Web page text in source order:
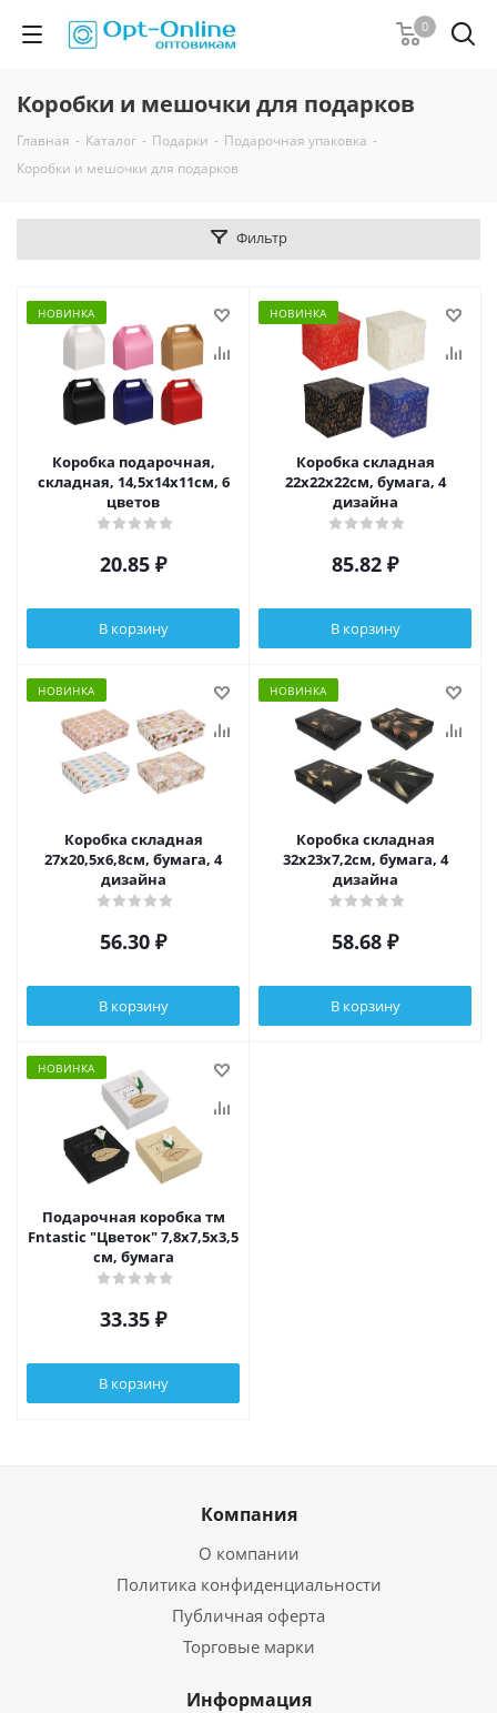
0
Коробки и мешочки для подарков
Главная - Каталог - Подарки - Подарочная упаковка -
Коробки и мешочки для подарков
Фильтр
НОВИНКА
Коробка подарочная,
складная, 14,5x14x11см, 6
цветов
20.85 ₽
В корзину
НОВИНКА
Коробка складная
22x22x22см, бумага, 4
дизайна
85.82 ₽
В корзину
НОВИНКА
Коробка складная
27x20,5x6,8см, бумага, 4
дизайна
56.30 ₽
В корзину
НОВИНКА
Коробка складная
32x23x7,2см, бумага, 4
дизайна
58.68 ₽
В корзину
НОВИНКА
Подарочная коробка тм
Fntastic "Цветок" 7,8x7,5x3,5
см, бумага
33.35 ₽
В корзину
Компания
О компании
Политика конфиденциальности
Публичная оферта
Торговые марки
Информация